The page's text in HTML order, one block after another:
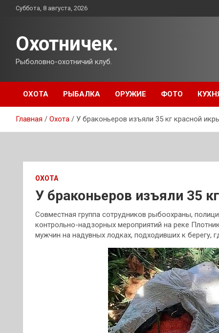
ПерейтиСуббота, 8 августа, 2026
Охотничек.
Рыболовно-охотничий клуб.
ОХОТА РЫБАЛКА ОРУЖИЕ ФОТО
Главная Охота У браконьеров изъяли 35 кг красной
ОХОТА
У браконьеров изъяли 35
Совместная группа сотрудников рыбоохраны,
контрольно-надзорных мероприятий на реке
мужчин на надувных лодках, подходивших к берегу,